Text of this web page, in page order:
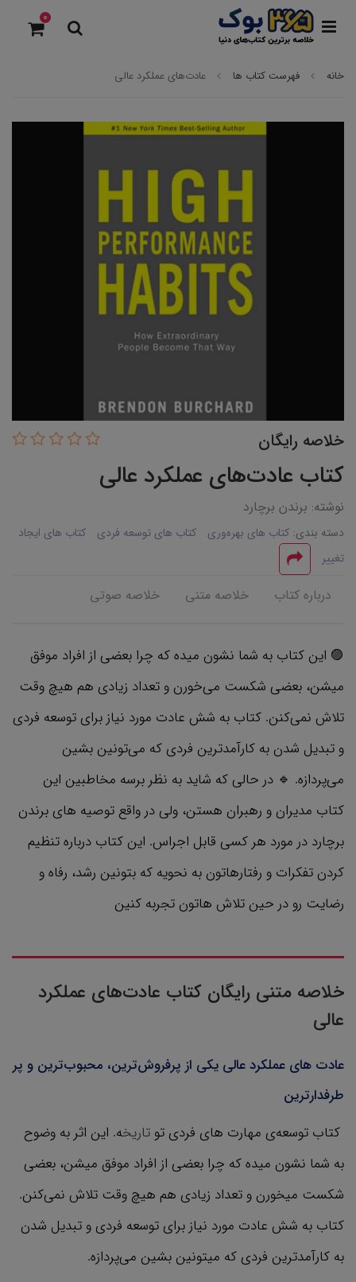
0
خانه فهرست کتاب ها عادت‌های عملکرد عالی
خلاصه رایگان
کتاب عادت‌های عملکرد عالی
نوشته: برندن برچارد
دسته بندی: کتاب های بهره‌وری کتاب های توسعه فردی
کتاب های ایجاد
تغییر
درباره کتاب خلاصه متنی خلاصه صوتی
🟣 این کتاب به شما نشون میده که چرا بعضی از افراد موفق
میشن، بعضی شکست می‌خورن و تعداد زیادی هم هیچ وقت
تلاش نمی‌کنن. کتاب به شش عادت مورد نیاز برای توسعه فردی
و تبدیل شدن به کارآمدترین فردی که می‌تونین بشین
می‌پردازه. 🔹 در حالی که شاید به نظر برسه مخاطبین این
کتاب مدیران و رهبران هستن، ولی در واقع توصیه های برندن
برچارد در مورد هر کسی قابل اجراس. این کتاب درباره تنظیم
کردن تفکرات و رفتارهاتون به نحویه که بتونین رشد، رفاه و
رضایت رو در حین تلاش هاتون تجربه کنین
خلاصه متنی رایگان کتاب عادت‌های عملکرد
عالی
عادت های عملکرد عالی یکی از پرفروش‌ترین، محبوب‌ترین و پر
طرفدارترین
کتاب توسعه‌ی مهارت های فردی تو تاریخه. این اثر به وضوح
به شما نشون میده که چرا بعضی از افراد موفق میشن، بعضی
شکست میخورن و تعداد زیادی هم هیچ وقت تلاش نمی‌کنن.
کتاب به شش عادت مورد نیاز برای توسعه فردی و تبدیل شدن
به کارآمدترین فردی که میتونین بشین می‌پردازه.